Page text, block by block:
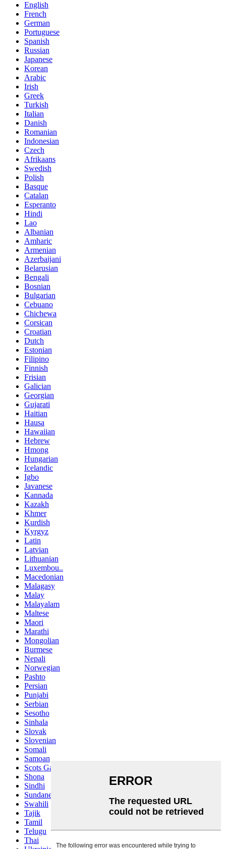
English
French
German
Portuguese
Spanish
Russian
Japanese
Korean
Arabic
Irish
Greek
Turkish
Italian
Danish
Romanian
Indonesian
Czech
Afrikaans
Swedish
Polish
Basque
Catalan
Esperanto
Hindi
Lao
Albanian
Amharic
Armenian
Azerbaijani
Belarusian
Bengali
Bosnian
Bulgarian
Cebuano
Chichewa
Corsican
Croatian
Dutch
Estonian
Filipino
Finnish
Frisian
Galician
Georgian
Gujarati
Haitian
Hausa
Hawaiian
Hebrew
Hmong
Hungarian
Icelandic
Igbo
Javanese
Kannada
Kazakh
Khmer
Kurdish
Kyrgyz
Latin
Latvian
Lithuanian
Luxembou..
Macedonian
Malagasy
Malay
Malayalam
Maltese
Maori
Marathi
Mongolian
Burmese
Nepali
Norwegian
Pashto
Persian
Punjabi
Serbian
Sesotho
Sinhala
Slovak
Slovenian
Somali
Samoan
Scots Gaelic
Shona
Sindhi
Sundanese
Swahili
Tajik
Tamil
Telugu
Thai